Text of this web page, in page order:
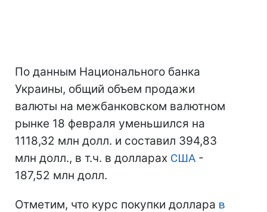
По данным Национального банка
Украины, общий объем продажи
валюты на межбанковском валютном
рынке 18 февраля уменьшился на
1118,32 млн долл. и составил 394,83
млн долл., в т.ч. в долларах США -
187,52 млн долл.
Отметим, что курс покупки доллара в